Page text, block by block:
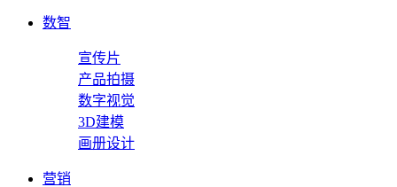
数智
宣传片
产品拍摄
数字视觉
3D建模
画册设计
营销